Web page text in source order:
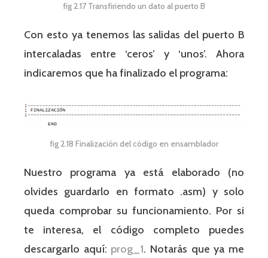
fig 2.17 Transfiriendo un dato al puerto B
Con esto ya tenemos las salidas del puerto B
intercaladas entre ‘ceros’ y ‘unos’. Ahora
indicaremos que ha finalizado el programa:
fig 2.18 Finalización del código en ensamblador
Nuestro programa ya está elaborado (no
olvides guardarlo en formato .asm) y solo
queda comprobar su funcionamiento. Por si
te interesa, el código completo puedes
descargarlo aquí: prog_1. Notarás que ya me